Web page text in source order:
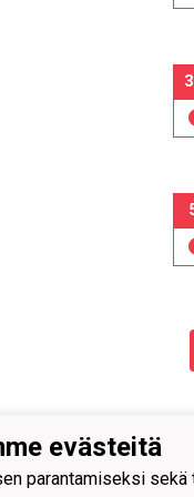
evästeitä
parantamiseksi sekä